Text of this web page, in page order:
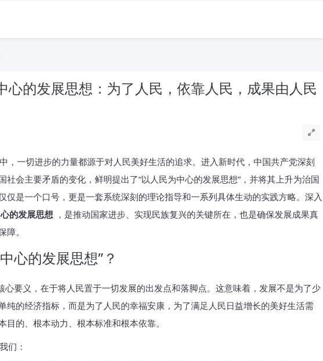
心的发展思想：为了人民，依靠人民，成果由人民
，一切进步的力量都源于对人民美好生活的追求。进入新时代，中国共产党深刻
社会主要矛盾的变化，鲜明提出了“以人民为中心的发展思想”，并将其上升为治国
仅是一个口号，更是一套系统深刻的理论指导和一系列具体生动的实践方略。深入
的发展思想 ，是推动国家进步、实现民族复兴的关键所在，也是确保发展成果真
。
心的发展思想”？
心要义，在于将人民置于一切发展的出发点和落脚点。这意味着，发展不是为了少
纯的经济指标，而是为了人民的幸福安康，为了满足人民日益增长的美好生活需
目的、根本动力、根本标准和根本依靠。
们：